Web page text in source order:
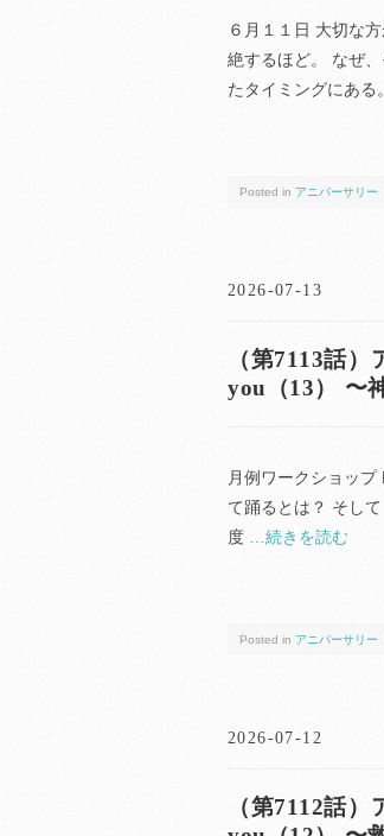
６月１１日 大切な
絶するほど。 なぜ
たタイミングにある
Posted in アニバーサリー
2026-07-13
（第7113話
you（13） 〜
月例ワークショッ
て踊るとは？ そし
度 …続きを読む
Posted in アニバーサリー
2026-07-12
（第7112話